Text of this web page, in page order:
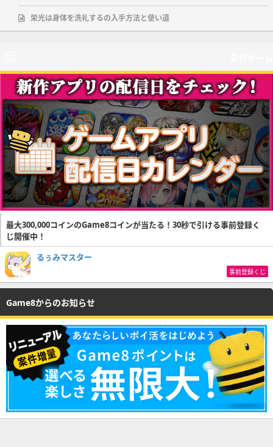
栄光は身体を洗礼するの入手方法と使い道
最大300,000コインのGame8コインが当たる！30秒で引ける事前登録く
じ開催中！
るぅみマスター
事前登録くじ
Game8からのお知らせ